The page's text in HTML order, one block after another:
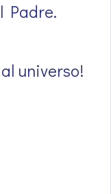
Padre.
universo!